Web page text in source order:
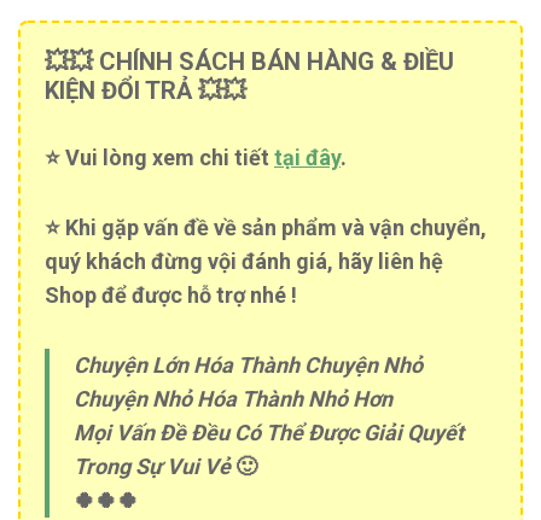
💥💥 CHÍNH SÁCH BÁN HÀNG & ĐIỀU
KIỆN ĐỔI TRẢ 💥💥
⭐️ Vui lòng xem chi tiết tại đây.
⭐️ Khi gặp vấn đề về sản phẩm và vận chuyển,
quý khách đừng vội đánh giá, hãy liên hệ
Shop để được hỗ trợ nhé !
Chuyện Lớn Hóa Thành Chuyện Nhỏ
Chuyện Nhỏ Hóa Thành Nhỏ Hơn
Mọi Vấn Đề Đều Có Thể Được Giải Quyết
Trong Sự Vui Vẻ🙂
🍀🍀🍀